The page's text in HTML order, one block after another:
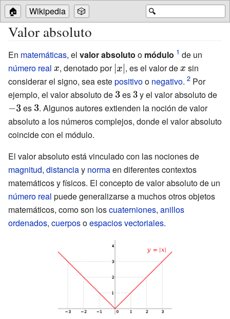
🔍
🏠 Wikipedia 🎲
Valor absoluto
En matemáticas, el valor absoluto o módulo
de un
número real {\displaystyle
x}
, denotado por {\displaystyle
|x|}
, es el valor de{\displaystyle
x}
sin
considerar el signo, sea estepositivoo negativo.
Por
ejemplo, el valor absoluto de {\displaystyle
3}
es{\displaystyle
3}
y el valor absoluto de
es {\displaystyle
3}
. Algunos autores extienden la noción de valor
absoluto a los números complejos, donde el valor absoluto
coincide con el módulo.
El valor absoluto está vinculado con las nociones de
magnitud, distanciay normaen diferentes contextos
matemáticos y físicos. El concepto de valor absoluto de un
número real puede generalizarse a muchos otros objetos
matemáticos, como son loscuaterniones, anillos
ordenados, cuerposoespacios vectoriales.